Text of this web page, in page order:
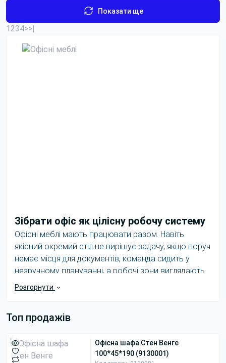
Показати ще
1234>>|
Зібрати офіс як цілісну робочу систему
Офісні меблі мають працювати разом. Навіть
якісний окремий стіл не вирішує задачу, якщо поруч
немає місця для документів, команда сидить у
незручному плануванні, а робочі зони виглядають
випадковим набором предметів. Продуманий офіс
зберігаються матеріали, чи приймають у приміщенні
Категорія Mister Loft об'єднує столи, комплекти
Розгорнути
Топ продажів
Офісна шафа Стен Венге
100*45*190 (9130001)